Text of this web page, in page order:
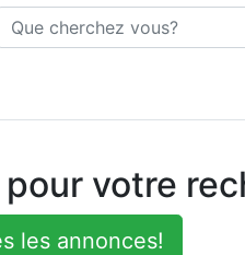
votre
les annonces!